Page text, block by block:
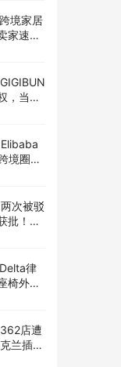
境家居
家速自
情况
，当心
境圈内
次被驳
批！几
律
椅外观
马逊卖
店遭
兰插画
款版